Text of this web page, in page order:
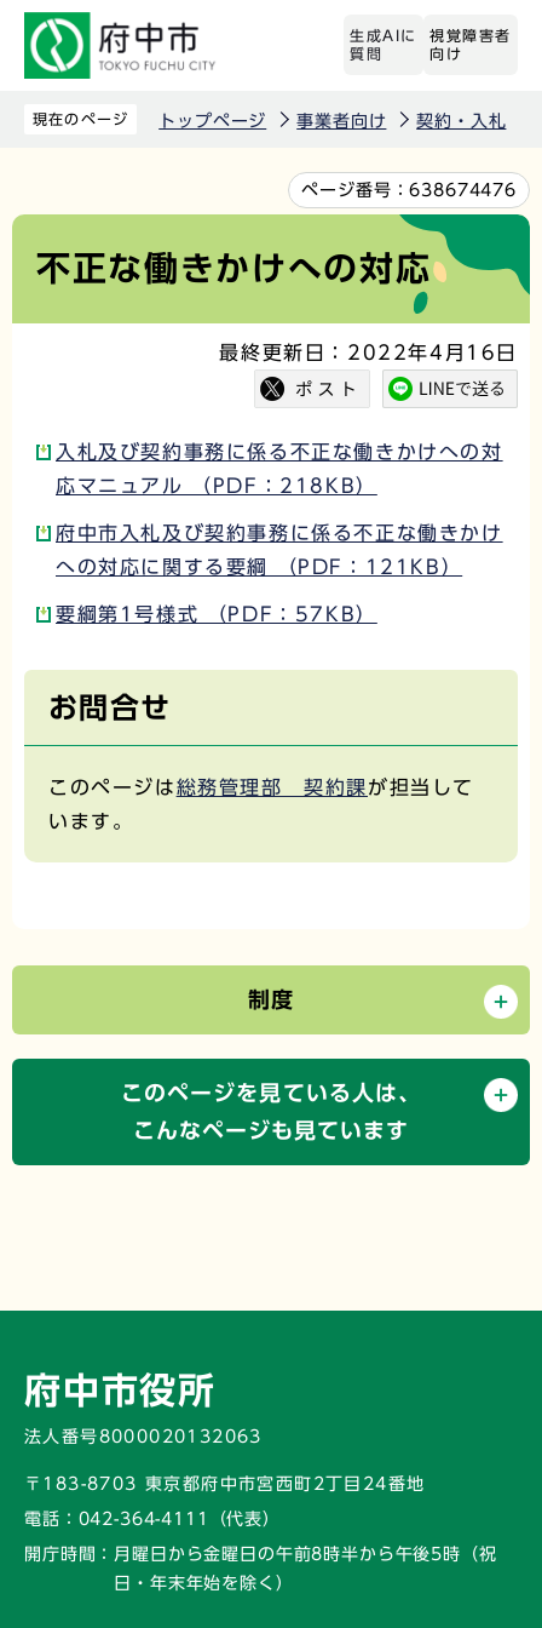
先
す
生成AIに
質問
視覚障害者
向け
現在のページ トップページ 事業者向け 契約・入札
文
か
ページ番号：638674476
不正な働きかけへの対応
最終更新日：2022年4月16日
入札及び契約事務に係る不正な働きかけへの対
応マニュアル （PDF：218KB）
府中市入札及び契約事務に係る不正な働きかけ
への対応に関する要綱 （PDF：121KB）
要綱第1号様式 （PDF：57KB）
お問合せ
このページは総務管理部 契約課が担当して
います。
制度
このページを見ている人は、
こんなページも見ています
府中市役所
法人番号8000020132063
〒183-8703 東京都府中市宮西町2丁目24番地
電話： 042-364-4111（代表）
開庁時間： 月曜日から金曜日の午前8時半から午後5時 （祝
日・年末年始を除く）